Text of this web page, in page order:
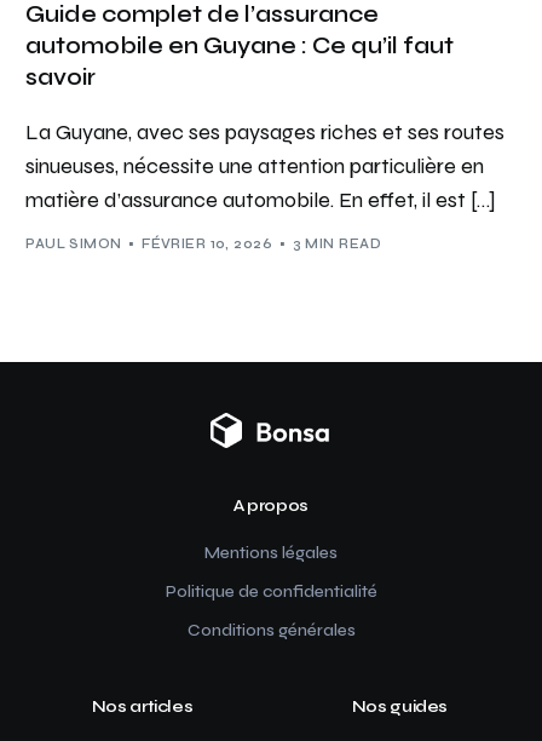
Guide complet de l’assurance
automobile en Guyane : Ce qu’il faut
savoir
La Guyane, avec ses paysages riches et ses routes
sinueuses, nécessite une attention particulière en
matière d’assurance automobile. En effet, il est […]
PAUL SIMON FÉVRIER 10, 2026 3 MIN READ
A propos
Mentions légales
Politique de confidentialité
Conditions générales
Nos articles Nos guides